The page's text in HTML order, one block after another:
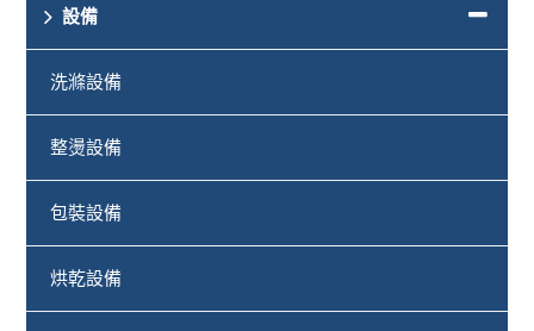
設備
洗滌設備
整燙設備
包裝設備
烘乾設備